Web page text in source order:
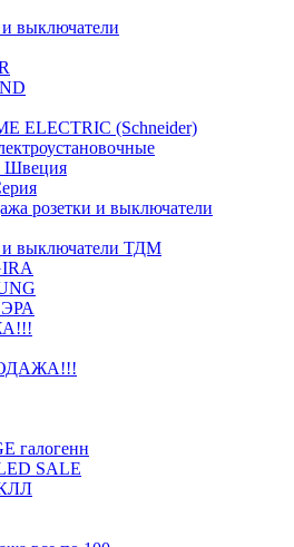
и выключатели
ELECTRIC (Schneider)
Швеция
розетки и выключатели
и выключатели ТДМ
галогенн
SALE